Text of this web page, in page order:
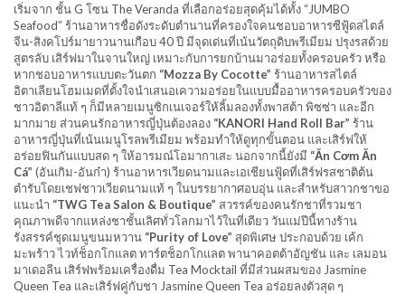
เริ่มจาก ชั้น G โซน The Veranda ที่เลือกอร่อยสุดคุ้มได้ทั้ง “JUMBO
Seafood” ร้านอาหารชื่อดังระดับตำนานที่ครองใจคนชอบอาหารซีฟู้ดสไตล์
จีน-สิงคโปร์มายาวนานเกือบ 40 ปี มีจุดเด่นที่เน้นวัตถุดิบพรีเมียม ปรุงรสด้วย
สูตรลับ เสิร์ฟมาในจานใหญ่ เหมาะกับการยกบ้านมาอร่อยทั้งครอบครัว หรือ
หากชอบอาหารแบบตะวันตก “Mozza By Cocotte” ร้านอาหารสไตล์
อิตาเลียนโฮมเมดที่ตั้งใจนำเสนอเความอร่อยในแบบมื้ออาหารครอบครัวของ
ชาวอิตาลีแท้ ๆ ก็มีหลายเมนูซิกเนเจอร์ให้ลิ้มลองทั้งพาสต้า พิซซ่า และอีก
มากมาย ส่วนคนรักอาหารญี่ปุ่นต้องลอง “KANORI Hand Roll Bar” ร้าน
อาหารญี่ปุ่นที่เน้นเมนูโรลพรีเมียม พร้อมทำให้ดูทุกขั้นตอน และเสิร์ฟให้
อร่อยฟินกันแบบสด ๆ ให้อารมณ์โอมากาเสะ นอกจากนี้ยังมี “Ăn Cơm Ăn
Cá” (อันเกิม-อันก๋า) ร้านอาหารเวียดนามและเอเชียนฟู้ดที่เสิร์ฟรสชาติต้น
ตำรับโดยเชฟชาวเวียดนามแท้ ๆ ในบรรยากาศอบอุ่น และสำหรับสาวกชาขอ
แนะนำ “TWG Tea Salon & Boutique” สวรรค์ของคนรักชาที่รวมชา
คุณภาพดีจากแหล่งชาชั้นเลิศทั่วโลกมาไว้ในที่เดียว วันแม่ปีนี้ทางร้าน
รังสรรค์ชุดเมนูขนมหวาน “Purity of Love” สุดพิเศษ ประกอบด้วย เค้ก
มะพร้าว ไวท์ช็อกโกแลต ทาร์ตช็อกโกแลต พานาคอตต้าอัญชัน และ เลมอน
มาเดอลีน เสิร์ฟพร้อมเครื่องดื่ม Tea Mocktail ที่มีส่วนผสมของ Jasmine
Queen Tea และเสิร์ฟคู่กับชา Jasmine Queen Tea อร่อยลงตัวสุด ๆ